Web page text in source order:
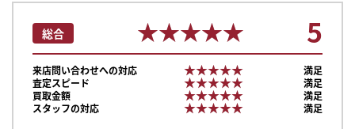
総合 ★★★★★
★★★★★ 5
来店問い合わせへの対応 ★★★★★
★★★★★
満足
査定スピード
★★★★★
★★★★★
満足
買取金額
★★★★★
★★★★★
満足
スタッフの対応
★★★★★
★★★★★ 満足